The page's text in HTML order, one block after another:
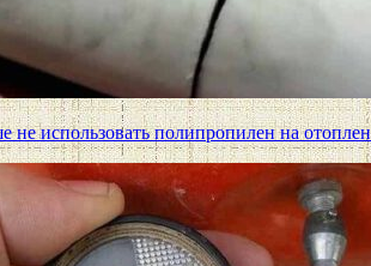
не использовать полипропилен на